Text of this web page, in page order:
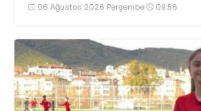
06 Ağustos 2026 Perşembe 09:56